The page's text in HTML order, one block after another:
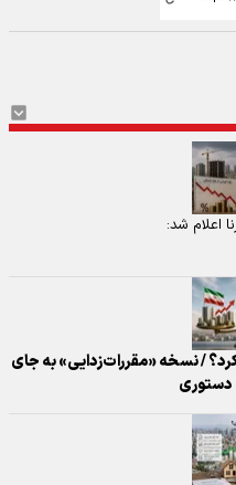
اعلام شد:
/ نسخه «مقررات‌زدایی» به جای
دستوری